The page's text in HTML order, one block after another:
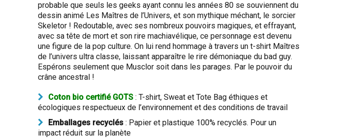
probable que seuls les geeks ayant connu les années 80 se souviennent du
dessin animé Les Maîtres de l’Univers, et son mythique méchant, le sorcier
Skeletor ! Redoutable, avec ses nombreux pouvoirs magiques, et effrayant,
avec sa tête de mort et son rire machiavélique, ce personnage est devenu
une figure de la pop culture. On lui rend hommage à travers un t-shirt Maîtres
de l’univers ultra classe, laissant apparaître le rire démoniaque du bad guy.
Espérons seulement que Musclor soit dans les parages. Par le pouvoir du
crâne ancestral !
Coton bio certifié GOTS : T-shirt, Sweat et Tote Bag éthiques et
écologiques respectueux de l’environnement et des conditions de travail
Emballages recyclés : Papier et plastique 100% recyclés. Pour un
impact réduit sur la planète